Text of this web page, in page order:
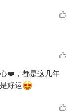
❤️，都是这几年
好运